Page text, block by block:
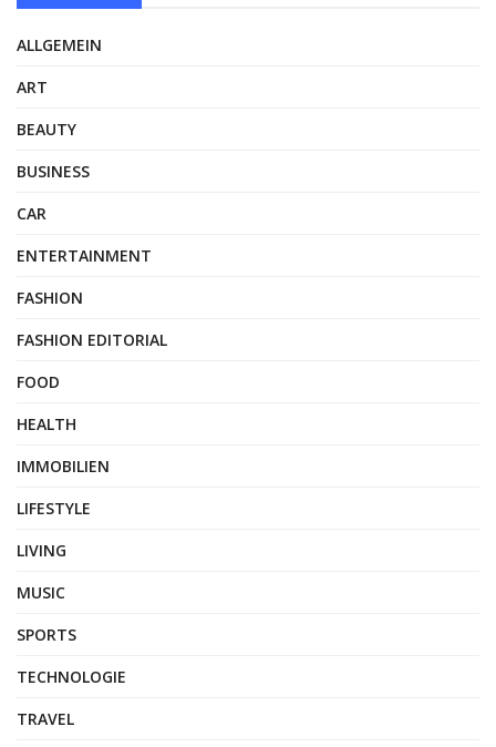
ALLGEMEIN
ART
BEAUTY
BUSINESS
CAR
ENTERTAINMENT
FASHION
FASHION EDITORIAL
FOOD
HEALTH
IMMOBILIEN
LIFESTYLE
LIVING
MUSIC
SPORTS
TECHNOLOGIE
TRAVEL